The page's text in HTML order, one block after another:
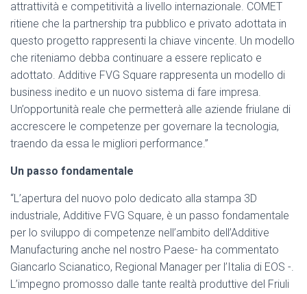
attrattività e competitività a livello internazionale. COMET
ritiene che la partnership tra pubblico e privato adottata in
questo progetto rappresenti la chiave vincente. Un modello
che riteniamo debba continuare a essere replicato e
adottato. Additive FVG Square rappresenta un modello di
business inedito e un nuovo sistema di fare impresa.
Un’opportunità reale che permetterà alle aziende friulane di
accrescere le competenze per governare la tecnologia,
traendo da essa le migliori performance.”
Un passo fondamentale
“L’apertura del nuovo polo dedicato alla stampa 3D
industriale, Additive FVG Square, è un passo fondamentale
per lo sviluppo di competenze nell’ambito dell’Additive
Manufacturing anche nel nostro Paese- ha commentato
Giancarlo Scianatico, Regional Manager per l’Italia di EOS -.
L’impegno promosso dalle tante realtà produttive del Friuli